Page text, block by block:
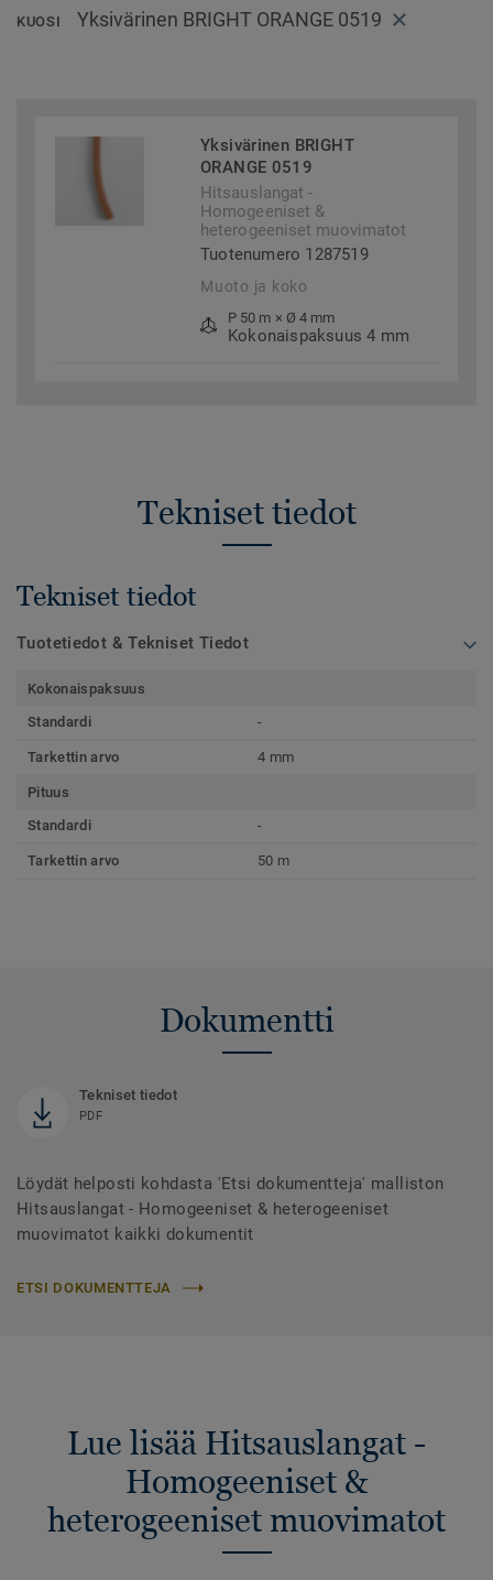
KUOSI Yksivärinen BRIGHT ORANGE 0519
Yksivärinen BRIGHT
ORANGE 0519
Hitsauslangat -
Homogeeniset &
heterogeeniset muovimatot
Tuotenumero 1287519
Muoto ja koko
P 50 m × Ø 4 mm
Kokonaispaksuus 4 mm
Tekniset tiedot
Tekniset tiedot
Tuotetiedot & Tekniset Tiedot
Kokonaispaksuus
Standardi
-
Tarkettin arvo 4 mm
Pituus
Standardi
-
Tarkettin arvo 50 m
Dokumentti
Tekniset tiedot
PDF
Löydät helposti kohdasta 'Etsi dokumentteja' malliston
Hitsauslangat - Homogeeniset & heterogeeniset
muovimatot kaikki dokumentit
ETSI DOKUMENTTEJA
Lue lisää Hitsauslangat -
Homogeeniset &
heterogeeniset muovimatot